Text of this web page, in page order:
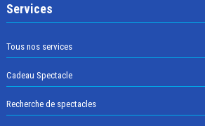
Services
Tous nos services
Cadeau Spectacle
Recherche de spectacles